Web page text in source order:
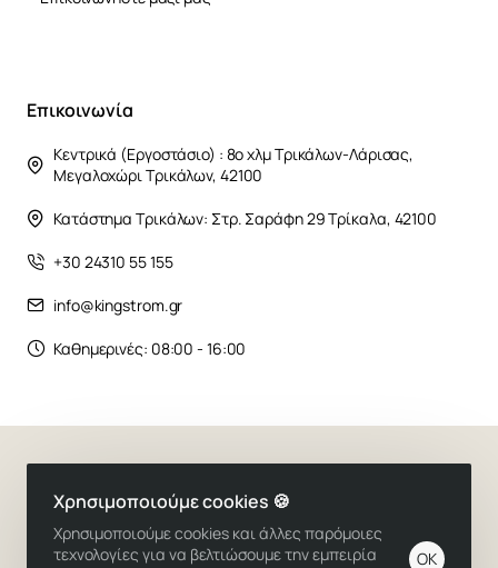
Χρησιμοποιούμε cookies 🍪
Χρησιμοποιούμε cookies και άλλες παρόμοιες
τεχνολογίες για να βελτιώσουμε την εμπειρία
OK
Επικοινωνία
Κεντρικά (Εργοστάσιο) : 8ο χλμ Τρικάλων-Λάρισας,
Μεγαλοχώρι Τρικάλων, 42100
Κατάστημα Τρικάλων: Στρ. Σαράφη 29 Τρίκαλα, 42100
+30 24310 55 155
info@kingstrom.gr
Καθημερινές: 08:00 - 16:00